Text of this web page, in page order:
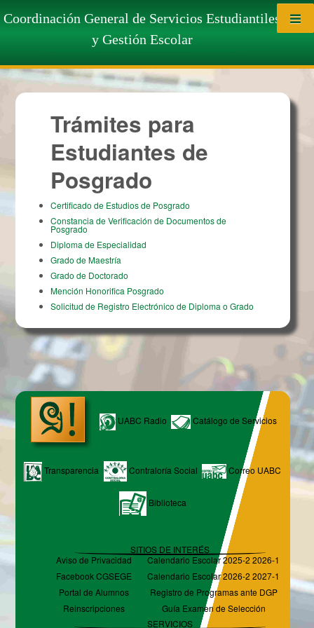
Coordinación General de Servicios Estudiantiles
y Gestión Escolar
Trámites para Estudiantes de
Posgrado
Trámites para
Estudiantes de
Posgrado
Certificado de Estudios de Posgrado
Constancia de Verificación de Documentos de
Posgrado
Diploma de Especialidad
Grado de Maestría
Grado de Doctorado
Mención Honorifica Posgrado
Solicitud de Registro Electrónico de Diploma o Grado
UABC Radio Catálogo de Servicios
Transparencia Contraloría Social Correo UABC
Biblioteca
SITIOS DE INTERÉS
Aviso de Privacidad
Calendario Escolar 2025-2 2026-1
Facebook CGSEGE
Calendario Escolar 2026-2 2027-1
Portal de Alumnos
Registro de Programas ante DGP
Reinscripciones
Guía Examen de Selección
SERVICIOS